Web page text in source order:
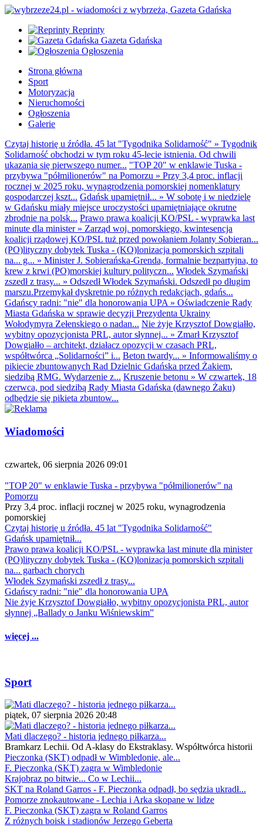
Reprinty
Gazeta Gdańska
Ogłoszenia
Strona główna
Sport
Motoryzacja
Nieruchomości
Ogłoszenia
Galerie
Czytaj historię u źródła. 45 lat "Tygodnika Solidarność" » Tygodnik
Solidarność obchodzi w tym roku 45-lecie istnienia. Od chwili
ukazania się pierwszego numer... "TOP 20" w enklawie Tuska -
przybywa "półmilionerów" na Pomorzu » Przy 3,4 proc. inflacji
rocznej w 2025 roku, wynagrodzenia pomorskiej nomenklatury
gospodarczej kszt... Gdańsk upamiętnił... » W sobotę i w niedzielę
w Gdańsku miały miejsce uroczystości upamiętniające okrutne
zbrodnie na polsk... Prawo prawa koalicji KO/PSL - wyprawka last
minute dla minister» Zarząd woj. pomorskiego, kwintesencja
koalicji rządowej KO/PSL tuż przed powołaniem Jolanty Sobieran...
(PO)lityczny dobytek Tuska - (KO)lonizacja pomorskich szpitali
na... g... » Minister J. Sobierańska-Grenda, formalnie bezpartyjna, to
krew z krwi (PO)morskiej kultury polityczn... Włodek Szymański
zszedł z trasy... » Odszedł Włodek Szymański. Odszedł po długim
marszu.Przemykał dyskretnie po różnych redakcjach, gdańs...
Gdańscy radni: "nie" dla honorowania UPA » Oświadczenie Rady
Miasta Gdańska w sprawie decyzji Prezydenta Ukrainy
Wołodymyra Zełenskiego o nadan... Nie żyje Krzysztof Dowgiałło,
wybitny opozycjonista PRL, autor słynnej... » Zmarł Krzysztof
Dowgiałło – architekt, działacz opozycji w czasach PRL,
współtwórca „Solidarności” i... Beton twardy... » Informowaliśmy o
pikiecie zbuntowanych Rad Dzielnic Gdańska przed Żakiem,
siedzibą RMG. Wydarzenie z... Kruszenie betonu » W czwartek, 18
czerwca, pod siedzibą Rady Miasta Gdańska (dawnego Żaku)
odbędzie się pikieta zbuntow...
Wiadomości
czwartek, 06 sierpnia 2026 09:01
"TOP 20" w enklawie Tuska - przybywa "półmilionerów" na
Pomorzu
Przy 3,4 proc. inflacji rocznej w 2025 roku, wynagrodzenia
pomorskiej
Czytaj historię u źródła. 45 lat "Tygodnika Solidarność"
Gdańsk upamiętnił...
Prawo prawa koalicji KO/PSL - wyprawka last minute dla minister
(PO)lityczny dobytek Tuska - (KO)lonizacja pomorskich szpitali
na... garbach chorych
Włodek Szymański zszedł z trasy...
Gdańscy radni: "nie" dla honorowania UPA
Nie żyje Krzysztof Dowgiałło, wybitny opozycjonista PRL, autor
słynnej „Ballady o Janku Wiśniewskim”
więcej ...
Sport
piątek, 07 sierpnia 2026 20:48
Mati dlaczego? - historia jednego piłkarza...
Bramkarz Lechii. Od A-klasy do Ekstraklasy. Współtwórca historii
Pieczonka (SKT) odpadł w Wimbledonie, ale...
F. Pieczonka (SKT) zagra w Wimbledonie
Krajobraz po bitwie... Co w Lechii...
SKT na Roland Garros - F. Pieczonka odpadł, bo sędzia ukradł...
Pomorze znokautowane - Lechia i Arka skopane w lidze
F. Pieczonka (SKT) zagra w Roland Garros
Z różnych boisk i stadionów Jerzego Geberta